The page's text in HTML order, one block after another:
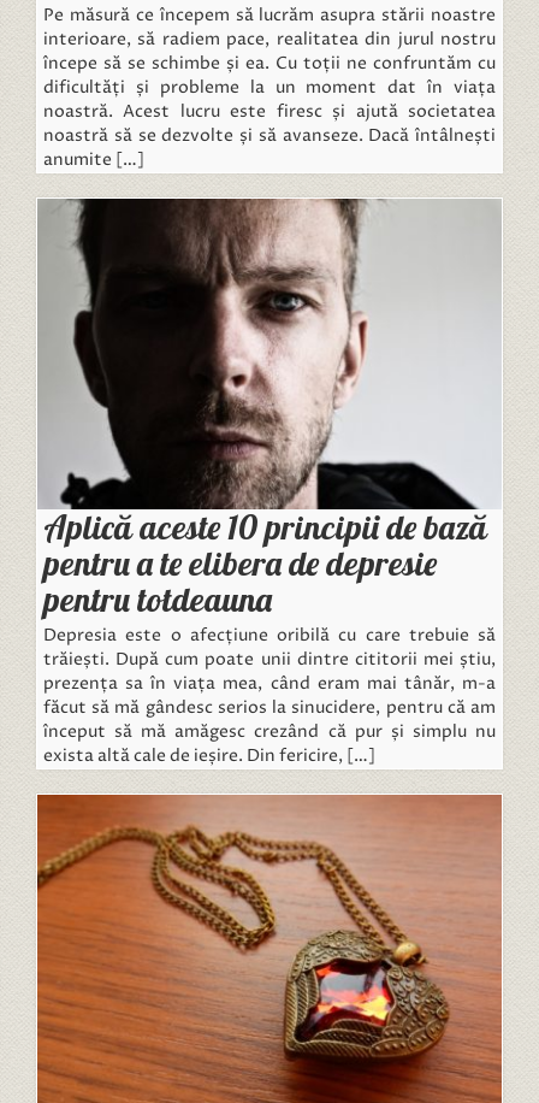
Pe măsură ce începem să lucrăm asupra stării noastre
interioare, să radiem pace, realitatea din jurul nostru
începe să se schimbe și ea. Cu toții ne confruntăm cu
dificultăți și probleme la un moment dat în viața
noastră. Acest lucru este firesc și ajută societatea
noastră să se dezvolte și să avanseze. Dacă întâlnești
anumite […]
Aplică aceste 10 principii de bază
pentru a te elibera de depresie
pentru totdeauna
Depresia este o afecțiune oribilă cu care trebuie să
trăiești. După cum poate unii dintre cititorii mei știu,
prezența sa în viața mea, când eram mai tânăr, m-a
făcut să mă gândesc serios la sinucidere, pentru că am
început să mă amăgesc crezând că pur și simplu nu
exista altă cale de ieșire. Din fericire, […]